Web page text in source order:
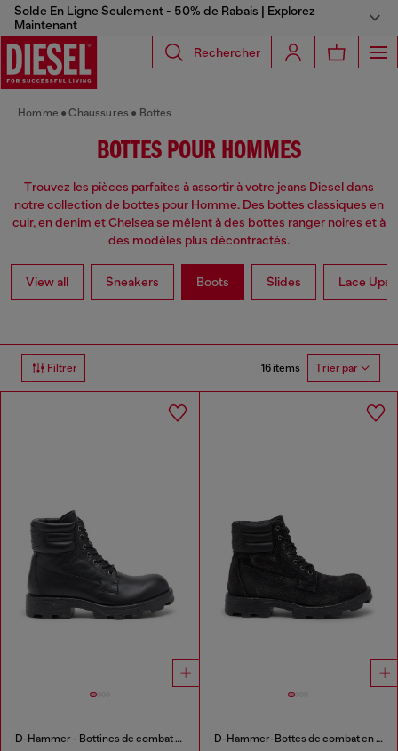
Solde En Ligne Seulement - 50% de Rabais | Explorez
Maintenant
Rechercher
Homme Chaussures Bottes
BOTTES POUR HOMMES
Trouvez les pièces parfaites à assortir à votre jeans Diesel dans
notre collection de bottes pour Homme. Des bottes classiques en
cuir, en denim et Chelsea se mêlent à des bottes ranger noires et à
des modèles plus décontractés.
View all Sneakers Boots Slides Lace Ups
Filtrer 16 items Trier par
D-Hammer - Bottines de combat en cuir D-Hammer-Bottes de combat en denim et cuir